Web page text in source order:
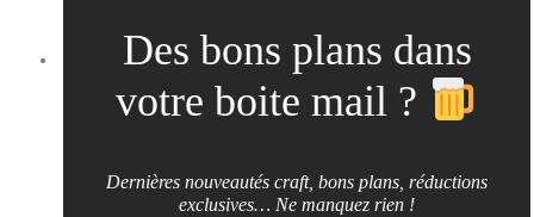
Des bons plans dans
votre boite mail ?
Dernières nouveautés craft, bons plans, réductions
exclusives… Ne manquez rien !